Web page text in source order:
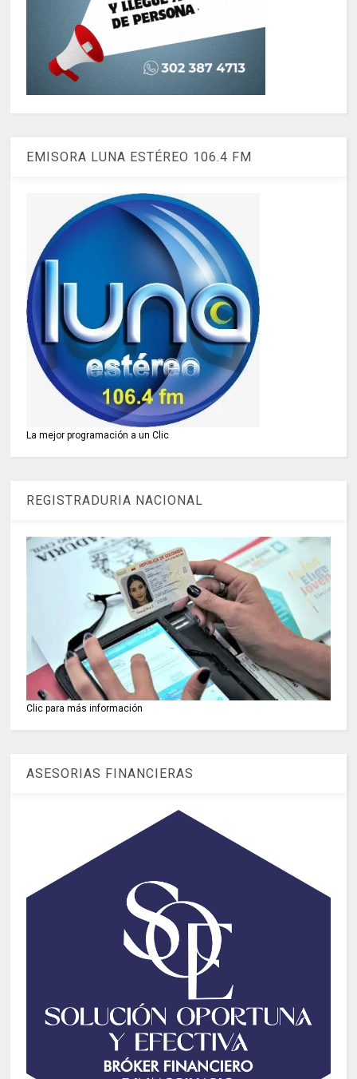
EMISORA LUNA ESTÉREO 106.4 FM
La mejor programación a un Clic
REGISTRADURIA NACIONAL
Clic para más información
ASESORIAS FINANCIERAS